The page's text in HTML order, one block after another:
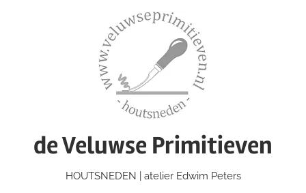
de Veluwse Primitieven
HOUTSNEDEN | atelier Edwim Peters